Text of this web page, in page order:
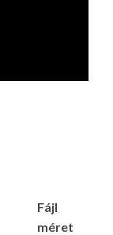
Fájl
méret